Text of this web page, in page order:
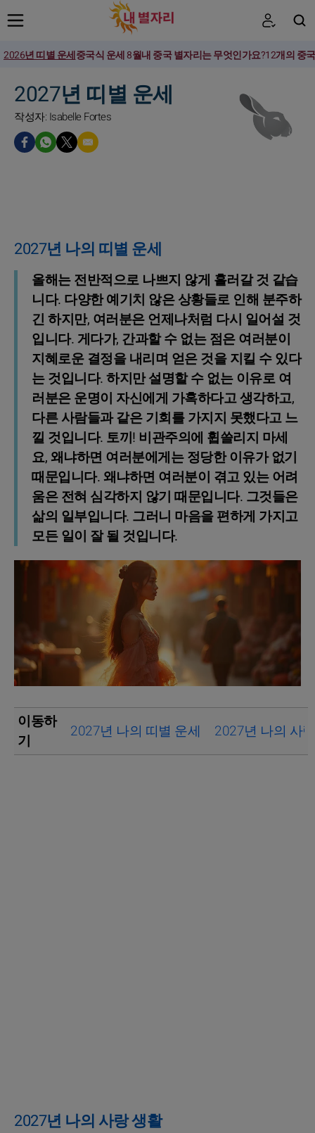
2026년 띠별 운세중국식 운세 8월내 중국 별자리는 무엇인가요?12개의 중
2027년 띠별 운세
작성자: Isabelle Fortes
2027년 나의 띠별 운세
올해는 전반적으로 나쁘지 않게 흘러갈 것 같습
니다. 다양한 예기치 않은 상황들로 인해 분주하
긴 하지만, 여러분은 언제나처럼 다시 일어설 것
입니다. 게다가, 간과할 수 없는 점은 여러분이
지혜로운 결정을 내리며 얻은 것을 지킬 수 있다
는 것입니다. 하지만 설명할 수 없는 이유로 여
러분은 운명이 자신에게 가혹하다고 생각하고,
다른 사람들과 같은 기회를 가지지 못했다고 느
낄 것입니다. 토끼! 비관주의에 휩쓸리지 마세
요, 왜냐하면 여러분에게는 정당한 이유가 없기
때문입니다. 왜냐하면 여러분이 겪고 있는 어려
움은 전혀 심각하지 않기 때문입니다. 그것들은
삶의 일부입니다. 그러니 마음을 편하게 가지고
모든 일이 잘 될 것입니다.
이동하
기
2027년 나의 띠별 운세 2027년 나의 사
2027년 나의 사랑 생활